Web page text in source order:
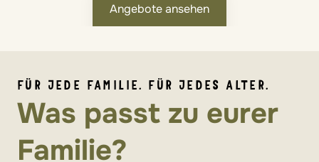
Angebote ansehen
FÜR JEDE FAMILIE. FÜR JEDES ALTER.
Was passt zu eurer
Familie?